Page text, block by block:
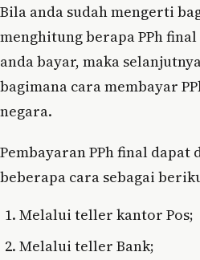
Bila anda sudah mengerti
menghitung berapa PPh
anda bayar, maka
bagimana cara membayar
negara.
Pembayaran PPh final
beberapa cara sebagai
Melalui teller kantor Pos;
Melalui teller Bank;